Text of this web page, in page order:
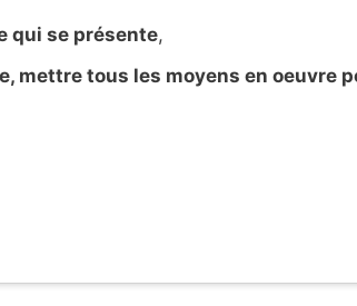
qui se présente,
mettre tous les moyens en oeuvre